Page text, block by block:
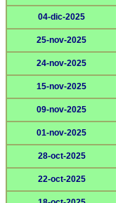
04-dic-2025
25-nov-2025
24-nov-2025
15-nov-2025
09-nov-2025
01-nov-2025
28-oct-2025
22-oct-2025